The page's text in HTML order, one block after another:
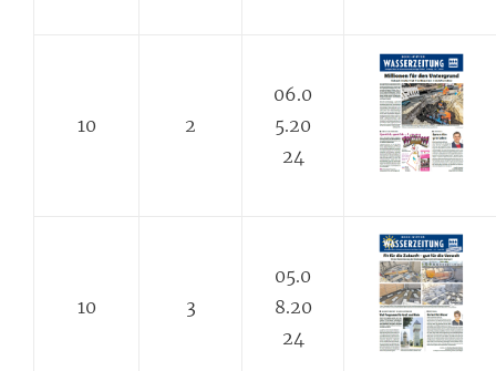
10 2
06.0
5.20
24
10 3
05.0
8.20
24